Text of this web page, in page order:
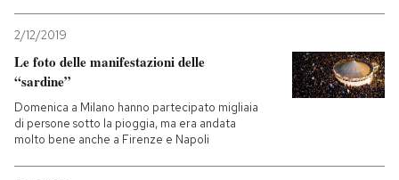
PODCAST
2/12/2019
Le foto delle manifestazioni delle
“sardine”
Domenica a Milano hanno partecipato migliaia
di persone sotto la pioggia, ma era andata
molto bene anche a Firenze e Napoli